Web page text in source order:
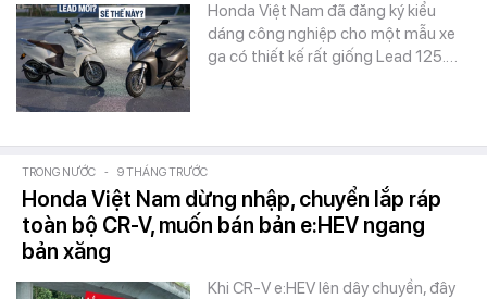
Honda Việt Nam đã đăng ký kiểu
dáng công nghiệp cho một mẫu xe
ga có thiết kế rất giống Lead 125.…
TRONG NƯỚC - 9 THÁNG TRƯỚC
Honda Việt Nam dừng nhập, chuyển lắp ráp
toàn bộ CR-V, muốn bán bản e:HEV ngang
bản xăng
Khi CR-V e:HEV lên dây chuyền, đây